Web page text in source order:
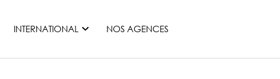
INTERNATIONAL NOS AGENCES